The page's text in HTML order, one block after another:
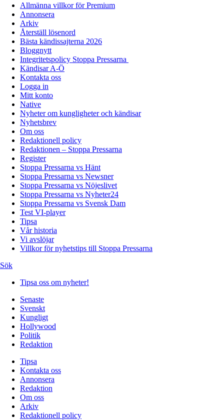
Allmänna villkor för Premium
Annonsera
Arkiv
Återställ lösenord
Bästa kändissajterna 2026
Bloggnytt
Integritetspolicy Stoppa Pressarna
Kändisar A-Ö
Kontakta oss
Logga in
Mitt konto
Native
Nyheter om kungligheter och kändisar
Nyhetsbrev
Om oss
Redaktionell policy
Redaktionen – Stoppa Pressarna
Register
Stoppa Pressarna vs Hänt
Stoppa Pressarna vs Newsner
Stoppa Pressarna vs Nöjeslivet
Stoppa Pressarna vs Nyheter24
Stoppa Pressarna vs Svensk Dam
Test VI-player
Tipsa
Vår historia
Vi avslöjar
Villkor för nyhetstips till Stoppa Pressarna
Sök
Tipsa oss om nyheter!
Senaste
Svenskt
Kungligt
Hollywood
Politik
Redaktion
Tipsa
Kontakta oss
Annonsera
Redaktion
Om oss
Arkiv
Redaktionell policy